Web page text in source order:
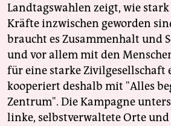
Landtagswahlen zeigt, wie
Kräfte inzwischen geworden
braucht es Zusammenhalt und
und vor allem mit den
für eine starke Zivilgesellschaft
kooperiert deshalb mit "Alles
Zentrum". Die Kampagne
linke, selbstverwaltete Orte